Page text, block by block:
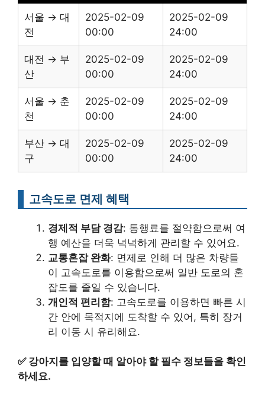
서울 → 대
전
2025-02-09
00:00
2025-02-09
24:00
대전 → 부
산
2025-02-09
00:00
2025-02-09
24:00
서울 → 춘
천
2025-02-09
00:00
2025-02-09
24:00
부산 → 대
구
2025-02-09
00:00
2025-02-09
24:00
고속도로 면제 혜택
경제적 부담 경감: 통행료를 절약함으로써 여
행 예산을 더욱 넉넉하게 관리할 수 있어요.
교통혼잡 완화: 면제로 인해 더 많은 차량들
이 고속도로를 이용함으로써 일반 도로의 혼
잡도를 줄일 수 있습니다.
개인적 편리함: 고속도로를 이용하면 빠른 시
간 안에 목적지에 도착할 수 있어, 특히 장거
리 이동 시 유리해요.
✅ 강아지를 입양할 때 알아야 할 필수 정보들을 확인
하세요.